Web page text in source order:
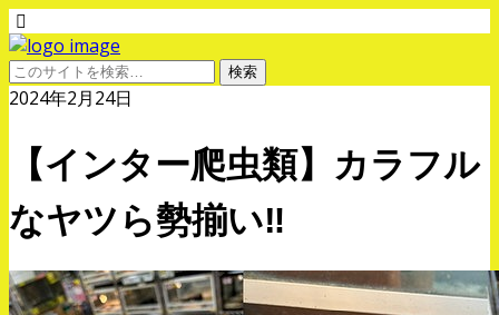
2024年2月24日
【インター爬虫類】カラフル
なヤツら勢揃い‼